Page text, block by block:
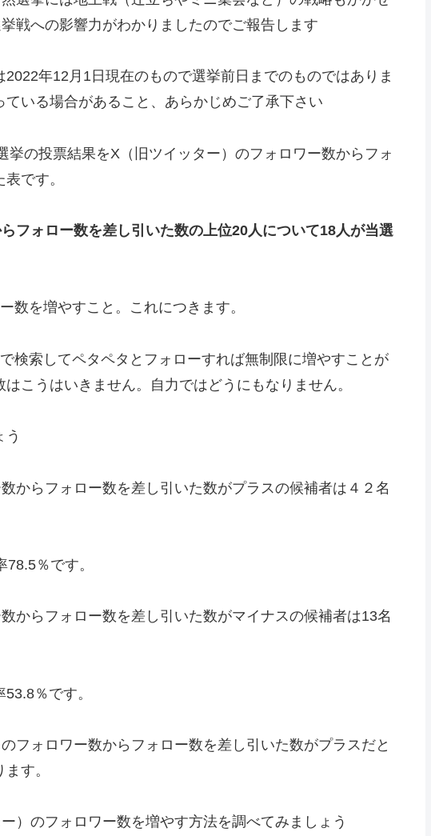
戦への影響力がわかりましたのでご報告します
年12月1日現在のもので選挙前日までのものではありま
いる場合があること、あらかじめご了承下さい
挙の投票結果をX（旧ツイッター）のフォロワー数からフォ
です。
フォロー数を差し引いた数の上位20人について18人が当選
数を増やすこと。これにつきます。
検索してペタペタとフォローすれば無制限に増やすことが
こうはいきません。自力ではどうにもなりません。
う
からフォロー数を差し引いた数がプラスの候補者は４２名
％です。
からフォロー数を差し引いた数がマイナスの候補者は13名
％です。
フォロワー数からフォロー数を差し引いた数がプラスだと
す。
）のフォロワー数を増やす方法を調べてみましょう